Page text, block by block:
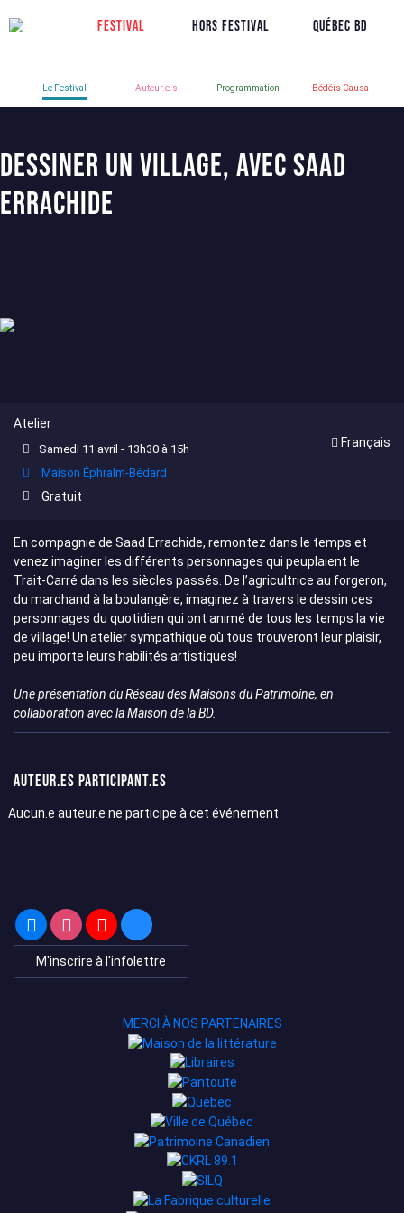
Festival Hors Festival Québec BD
Le Festival Auteur.e.s Programmation Bédéis Causa
Dessiner un village, avec Saad
Errachide
Atelier
Français
Samedi 11 avril - 13h30 à 15h
Maison ÉphraIm-Bédard
Gratuit
En compagnie de Saad Errachide, remontez dans le temps et
venez imaginer les différents personnages qui peuplaient le
Trait-Carré dans les siècles passés. De l’agricultrice au forgeron,
du marchand à la boulangère, imaginez à travers le dessin ces
personnages du quotidien qui ont animé de tous les temps la vie
de village! Un atelier sympathique où tous trouveront leur plaisir,
peu importe leurs habilités artistiques!
Une présentation du Réseau des Maisons du Patrimoine, en
collaboration avec la Maison de la BD.
Auteur.es participant.es
Aucun.e auteur.e ne participe à cet événement
M'inscrire à l'infolettre
MERCI À NOS PARTENAIRES